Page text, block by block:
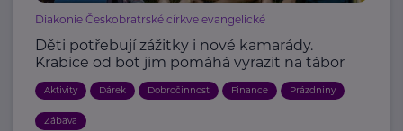
Diakonie Českobratrské církve evangelické
Děti potřebují zážitky i nové kamarády.
Krabice od bot jim pomáhá vyrazit na tábor
Aktivity Dárek Dobročinnost Finance Prázdniny
Zábava